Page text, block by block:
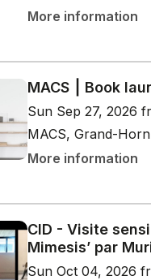
More information
MACS ⎮ Book
Sun Sep 27, 2026
MACS, Grand-
More information
CID - Visite
Mimesis’ par
Sun Oct 04, 2026